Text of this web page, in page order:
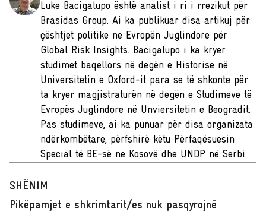
Luke Bacigalupo është analist i ri i rrezikut për
Brasidas Group. Ai ka publikuar disa artikuj për
çështjet politike në Evropën Juglindore për
Global Risk Insights. Bacigalupo i ka kryer
studimet baqellors në degën e Historisë në
Universitetin e Oxford-it para se të shkonte për
ta kryer magjistraturën në degën e Studimeve të
Evropës Juglindore në Unviersitetin e Beogradit.
Pas studimeve, ai ka punuar për disa organizata
ndërkombëtare, përfshirë këtu Përfaqësuesin
Special të BE-së në Kosovë dhe UNDP në Serbi.
SHËNIM
Pikëpamjet e shkrimtarit/es nuk pasqyrojnë